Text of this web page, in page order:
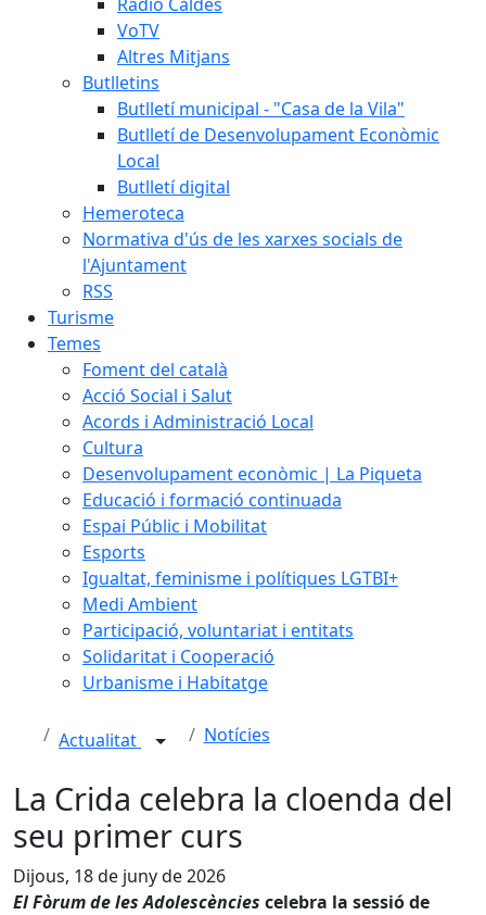
VoTV
Altres Mitjans
Butlletins
Butlletí municipal - "Casa de la Vila"
Butlletí de Desenvolupament Econòmic
Local
Butlletí digital
Hemeroteca
Normativa d'ús de les xarxes socials de
l'Ajuntament
RSS
Turisme
Temes
Foment del català
Acció Social i Salut
Acords i Administració Local
Cultura
Desenvolupament econòmic | La Piqueta
Educació i formació continuada
Espai Públic i Mobilitat
Esports
Igualtat, feminisme i polítiques LGTBI+
Medi Ambient
Participació, voluntariat i entitats
Solidaritat i Cooperació
Urbanisme i Habitatge
Actualitat Notícies
La Crida celebra la cloenda del
seu primer curs
Dijous, 18 de juny de 2026
El Fòrum de les Adolescències celebra la sessió de